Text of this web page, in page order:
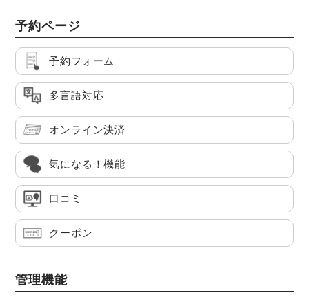
予約ページ
予約フォーム
多言語対応
オンライン決済
気になる！機能
口コミ
クーポン
管理機能